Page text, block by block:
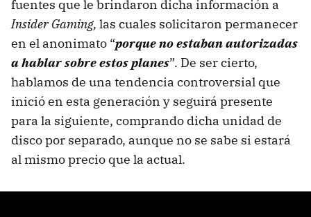
fuentes que le brindaron dicha información a
Insider Gaming, las cuales solicitaron permanecer
en el anonimato “porque no estaban autorizadas
a hablar sobre estos planes”. De ser cierto,
hablamos de una tendencia controversial que
inició en esta generación y seguirá presente
para la siguiente, comprando dicha unidad de
disco por separado, aunque no se sabe si estará
al mismo precio que la actual.